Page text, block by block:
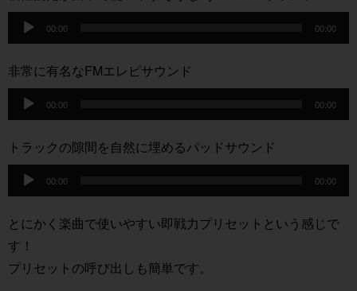
音
レ
ー
00:00 00:00
非常に有名なFMエレピサウンド
音
レ
ー
00:00 00:00
トラックの隙間を自然に埋めるパッドサウンド
音
レ
ー
ヤ
00:00 00:00
とにかく楽曲で使いやすい即戦力プリセットという感じで
す！
プリセットの呼び出しも簡単です。